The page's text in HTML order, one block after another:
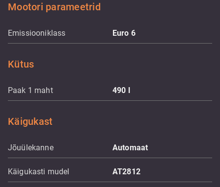
Mootori parameetrid
Emissiooniklass Euro 6
Kütus
Paak 1 maht 490 l
Käigukast
Jõuülekanne Automaat
Käigukasti mudel AT2812